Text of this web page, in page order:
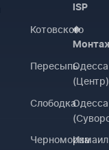
Котовского
Пересыпь
Слободка
Черноморка
ISP
◈
Одесса
(Центр)
Одесса
Измаил